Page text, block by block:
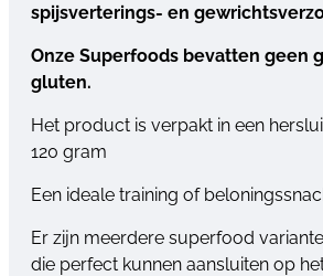
spijsverterings- en
Onze Superfoods bevatten geen
gluten.
Het product is verpakt in een
120 gram
Een ideale training of
Er zijn meerdere superfood
die perfect kunnen aansluiten op